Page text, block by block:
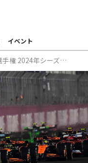
イベント
F1世界選手権 2024年シーズン後半戦総括